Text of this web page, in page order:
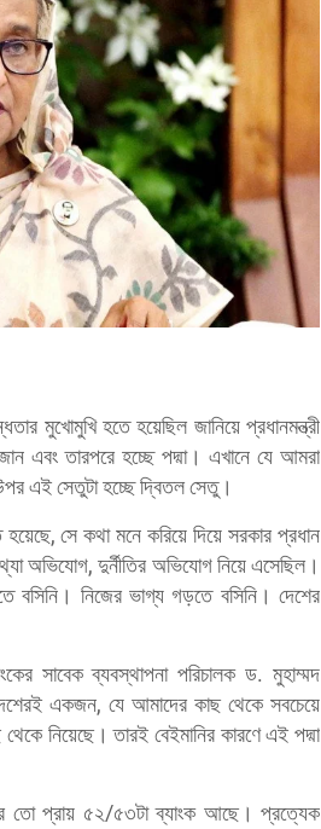
মুখোমুখি হতে হয়েছিল জানিয়ে প্রধানমন্ত্রী
এবং তারপরে হচ্ছে পদ্মা। এখানে যে আমরা
এই সেতুটা হচ্ছে দ্বিতল সেতু।
হয়েছে, সে কথা মনে করিয়ে দিয়ে সরকার প্রধান
অভিযোগ, দুর্নীতির অভিযোগ নিয়ে এসেছিল।
বসিনি। নিজের ভাগ্য গড়তে বসিনি। দেশের
সাবেক ব্যবস্থাপনা পরিচালক ড. মুহাম্মদ
একজন, যে আমাদের কাছ থেকে সবচেয়ে
নিয়েছে। তারই বেইমানির কারণে এই পদ্মা
তো প্রায় ৫২/৫৩টা ব্যাংক আছে। প্রত্যেক